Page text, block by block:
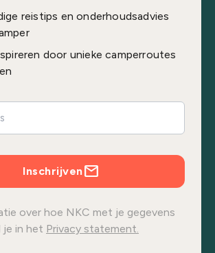
reistips en onderhoudsadvies
door unieke camperroutes
Inschrijven
over hoe NKC met je gegevens
je in het Privacy statement.